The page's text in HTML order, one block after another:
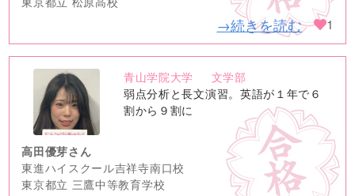
→続きを読む 1
no
image
青山学院大学
文学部
弱点分析と長文演習。英語が１年で６
割から９割に
高田優芽さん
東進ハイスクール吉祥寺南口校
東京都立 三鷹中等教育学校